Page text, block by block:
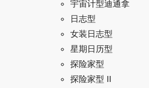
宇宙计型迪通拿
日志型
女装日志型
星期日历型
探险家型
探险家型 II